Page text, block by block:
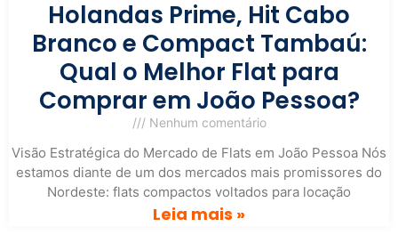
Holandas Prime, Hit Cabo
Branco e Compact Tambaú:
Qual o Melhor Flat para
Comprar em João Pessoa?
Nenhum comentário
Visão Estratégica do Mercado de Flats em João Pessoa Nós
estamos diante de um dos mercados mais promissores do
Nordeste: flats compactos voltados para locação
Leia mais »